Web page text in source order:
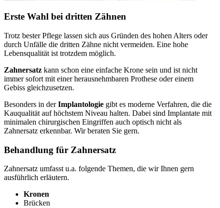
Erste Wahl bei dritten Zähnen
Trotz bester Pflege lassen sich aus Gründen des hohen Alters oder
durch Unfälle die dritten Zähne nicht vermeiden. Eine hohe
Lebensqualität ist trotzdem möglich.
Zahnersatz kann schon eine einfache Krone sein und ist nicht
immer sofort mit einer herausnehmbaren Prothese oder einem
Gebiss gleichzusetzen.
Besonders in derImplantologie gibt es moderne Verfahren, die die
Kauqualität auf höchstem Niveau halten. Dabei sind Implantate mit
minimalen chirurgischen Eingriffen auch optisch nicht als
Zahnersatz erkennbar. Wir beraten Sie gern.
Behandlung für Zahnersatz
Zahnersatz umfasst u.a. folgende Themen, die wir Ihnen gern
ausführlich erläutern.
Kronen
Brücken